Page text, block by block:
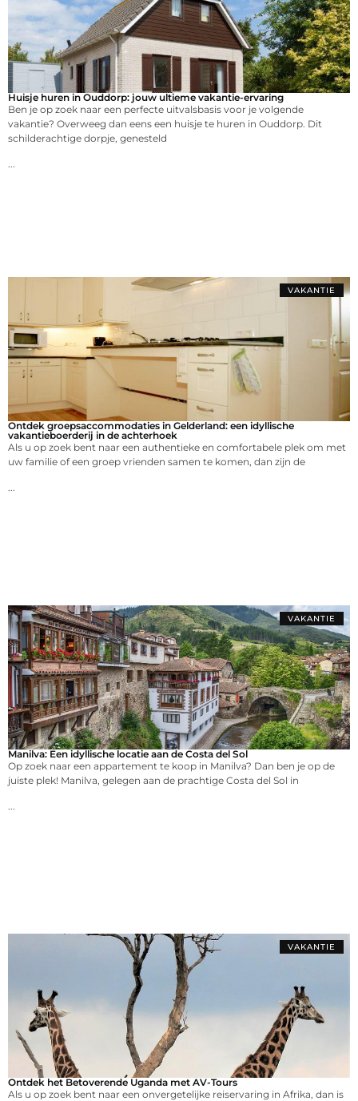
Huisje huren in Ouddorp: jouw ultieme vakantie-ervaring
Ben je op zoek naar een perfecte uitvalsbasis voor je volgende
vakantie? Overweeg dan eens een huisje te huren in Ouddorp. Dit
schilderachtige dorpje, genesteld
...
VAKANTIE
Ontdek groepsaccommodaties in Gelderland: een idyllische
vakantieboerderij in de achterhoek
Als u op zoek bent naar een authentieke en comfortabele plek om met
uw familie of een groep vrienden samen te komen, dan zijn de
...
VAKANTIE
Manilva: Een idyllische locatie aan de Costa del Sol
Op zoek naar een appartement te koop in Manilva? Dan ben je op de
juiste plek! Manilva, gelegen aan de prachtige Costa del Sol in
...
VAKANTIE
Ontdek het Betoverende Uganda met AV-Tours
Als u op zoek bent naar een onvergetelijke reiservaring in Afrika, dan is